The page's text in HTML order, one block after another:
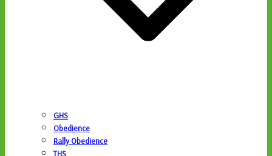
GHS
Obedience
Rally Obedience
THS